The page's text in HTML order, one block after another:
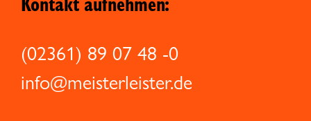
(02361) 89 07 48 -0
info@meisterleister.de